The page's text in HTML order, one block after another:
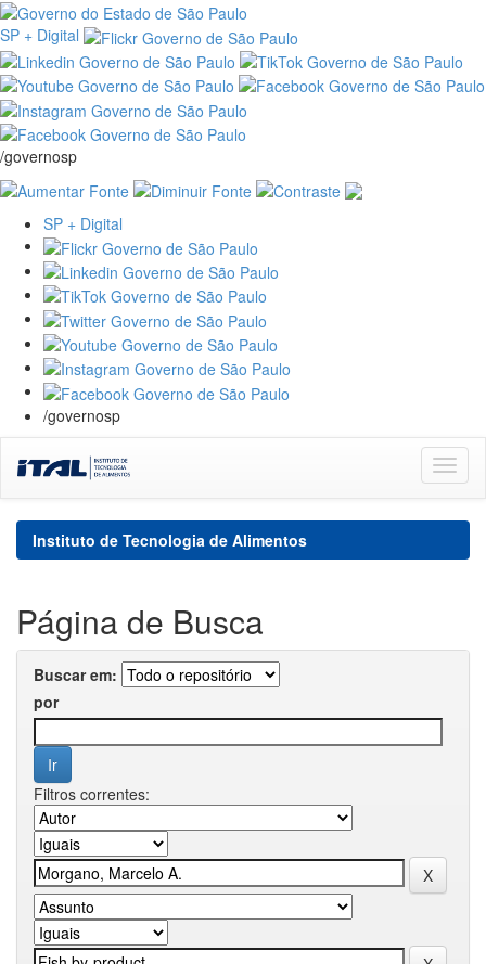
SP + Digital
/governosp
SP + Digital
/governosp
navigation
Instituto de Tecnologia de Alimentos
Página de Busca
Buscar em:
por
Filtros correntes: